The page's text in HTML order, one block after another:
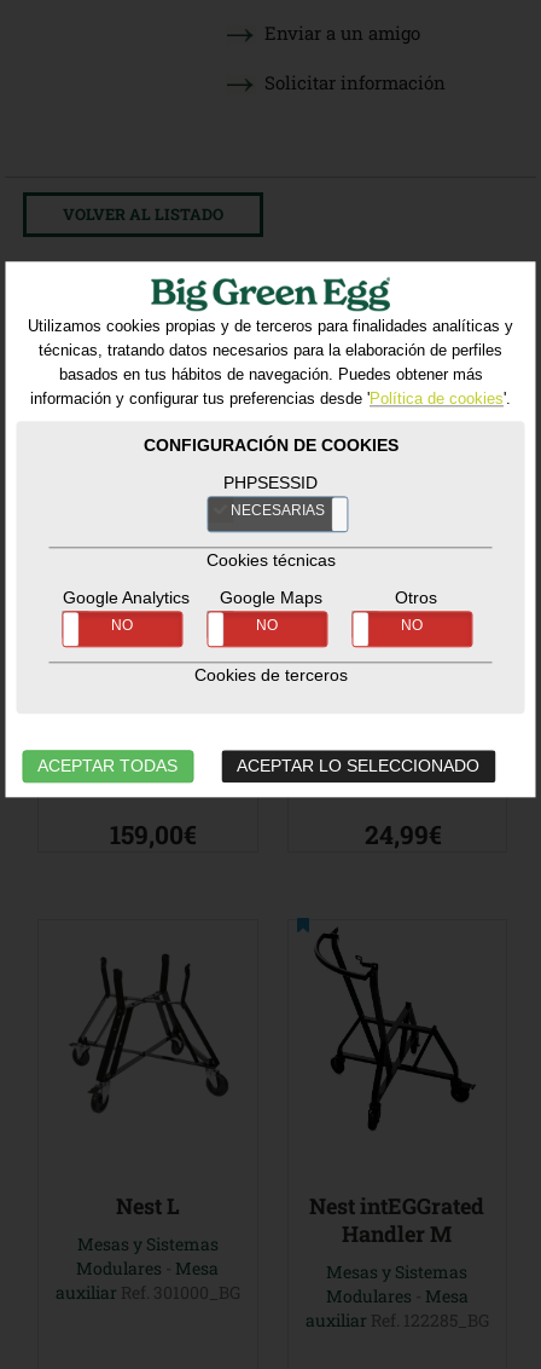
Enviar a un amigo
Solicitar información
VOLVER AL LISTADO
Productos relacionados
Acacia Wood
Insert
Ref. 120250_BG
159,00€
Connector Pack
Modular System
Ref. 120298_BG
24,99€
Nest L
Mesas y Sistemas
Modulares
Mesa
auxiliar Ref. 301000_BG
Nest intEGGrated
Handler M
Mesas y Sistemas
Modulares
Mesa
auxiliar Ref. 122285_BG
Utilizamos cookies propias y de terceros para finalidades analíticas y
técnicas, tratando datos necesarios para la elaboración de perfiles
basados en tus hábitos de navegación. Puedes obtener más
información y configurar tus preferencias desde 'Política de cookies'.
CONFIGURACIÓN DE COOKIES
PHPSESSID
NECESARIAS
Cookies técnicas
Google Analytics
NO
Google Maps
NO
Otros
NO
Cookies de terceros
ACEPTAR TODAS ACEPTAR LO SELECCIONADO